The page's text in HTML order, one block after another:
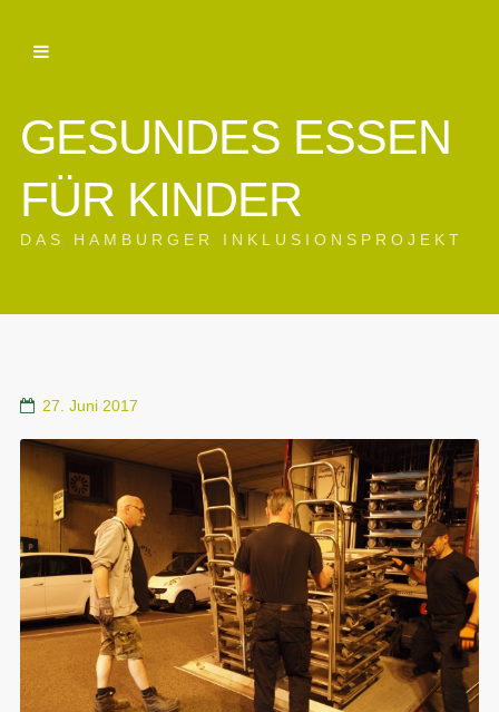
GESUNDES ESSEN
FÜR KINDER
DAS HAMBURGER INKLUSIONSPROJEKT
27. Juni 2017